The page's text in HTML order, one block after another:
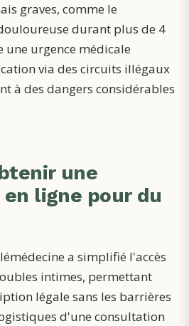
graves, comme le
durant plus de 4
une urgence médicale
via des circuits illégaux
à des dangers considérables
une
ligne pour du
a simplifié l'accès
intimes, permettant
légale sans les barrières
d'une consultation